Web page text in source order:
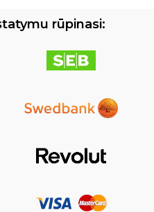
rūpinasi: